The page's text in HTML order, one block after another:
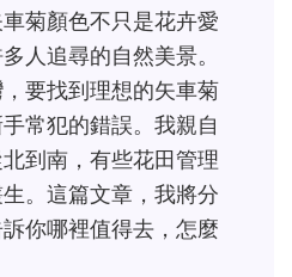
菊顏色不只是花卉愛
人追尋的自然美景。
要找到理想的矢車菊
常犯的錯誤。我親自
到南，有些花田管理
。這篇文章，我將分
你哪裡值得去，怎麼